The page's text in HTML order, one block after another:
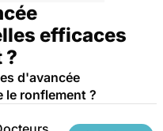
efficaces
?
d'avancée
le ronflement ?